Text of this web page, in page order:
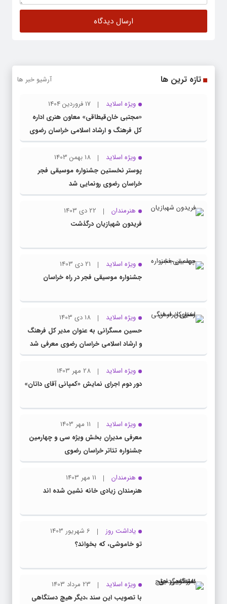
تازه ترین ها آرشیو خبر ها
ویژه اسلاید
17 فروردین 1404
«مجتبی خان‌قیطاقی» معاون هنری اداره
کل فرهنگ و ارشاد اسلامی خراسان رضوی
شد
ویژه اسلاید
18 بهمن 1403
پوستر نخستین جشنواره موسیقی فجر
خراسان رضوی رونمایی شد
هنرمندان
22 دی 1403
فریدون شهبازیان درگذشت
ویژه اسلاید
21 دی 1403
جشنواره موسیقی فجر در راه خراسان
ویژه اسلاید
18 دی 1403
حسین مسگرانی به عنوان مدیر کل فرهنگ
و ارشاد اسلامی خراسان رضوی معرفی شد
ویژه اسلاید
28 مهر 1403
دور دوم اجرای نمایش «کمپانی آقای داتان»
ویژه اسلاید
11 مهر 1403
معرفی مدیران بخش ویژه سی و چهارمین
جشنواره تئاتر خراسان رضوی
هنرمندان
11 مهر 1403
هنرمندان زیادی خانه نشین شده اند
یاداشت روز
6 شهریور 1403
تو خاموشی، که بخواند؟
ویژه اسلاید
23 مرداد 1403
با تصویب این سند ،دیگر هیچ دستگاهی